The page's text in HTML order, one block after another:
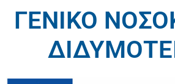
ΓΕΝΙΚΟ